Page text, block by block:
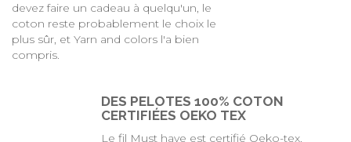
devez faire un cadeau à quelqu'un, le
coton reste probablement le choix le
plus sûr, et Yarn and colors l'a bien
compris.
DES PELOTES 100% COTON
CERTIFIÉES OEKO TEX
Le fil Must have est certifié Oeko-tex.